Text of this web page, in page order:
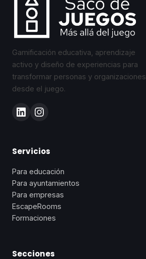
Gamificación educativa, aprendizaje
activo y diseño de experiencias para
transformar personas y organizaciones
desde el juego.
Servicios
Para educación
Para ayuntamientos
Para empresas
EscapeRooms
Formaciones
Secciones